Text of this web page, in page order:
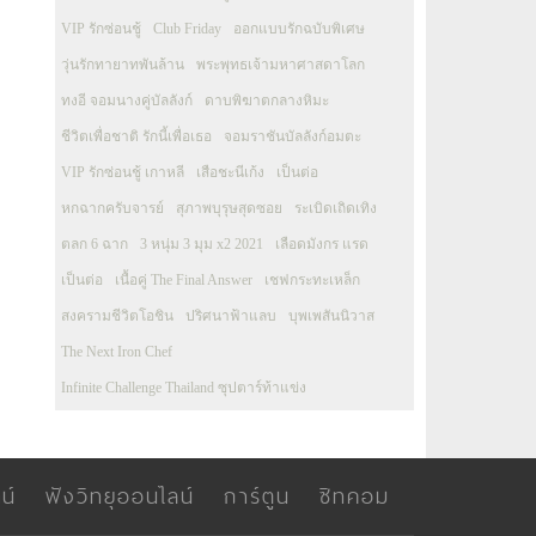
VIP รักซ่อนชู้ Club Friday ออกแบบรักฉบับพิเศษ
วุ่นรักทายาทพันล้าน พระพุทธเจ้ามหาศาสดาโลก
ทงอี จอมนางคู่บัลลังก์ ดาบพิฆาตกลางหิมะ
ชีวิตเพื่อชาติ รักนี้เพื่อเธอ จอมราชันบัลลังก์อมตะ
VIP รักซ่อนชู้ เกาหลี เสือชะนีเก้ง เป็นต่อ
หกฉากครับจารย์ สุภาพบุรุษสุดซอย ระเบิดเถิดเทิง
ตลก 6 ฉาก 3 หนุ่ม 3 มุม x2 2021 เลือดมังกร แรด
เป็นต่อ เนื้อคู่ The Final Answer เชฟกระทะเหล็ก
สงครามชีวิตโอชิน ปริศนาฟ้าแลบ บุพเพสันนิวาส
The Next Iron Chef
Infinite Challenge Thailand ซุปตาร์ท้าแข่ง
ฟังวิทยุออนไลน์ การ์ตูน ซิทคอม